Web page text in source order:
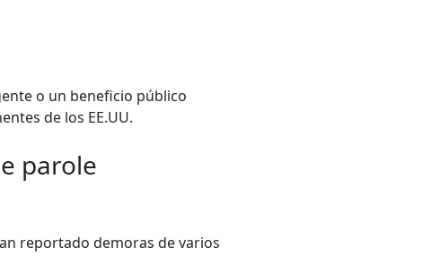
o un beneficio público
de los EE.UU.
parole
reportado demoras de varios